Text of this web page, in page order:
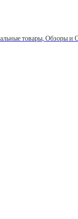
товары, Обзоры и